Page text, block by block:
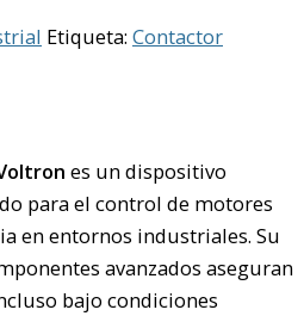
Etiqueta: Contactor
es un dispositivo
para el control de motores
en entornos industriales. Su
avanzados aseguran
bajo condiciones